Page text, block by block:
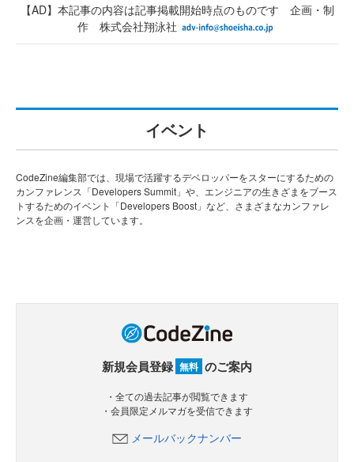
【AD】本記事の内容は記事掲載開始時点のものです 企画・制
作 株式会社翔泳社
イベント
CodeZine編集部では、現場で活躍するデベロッパーをスターにするための
カンファレンス「Developers Summit」や、エンジニアの生きざまをブース
トするためのイベント「Developers Boost」など、さまざまなカンファレ
ンスを企画・運営しています。
新規会員登録 無料 のご案内
・全ての過去記事が閲覧できます
・会員限定メルマガを受信できます
メールバックナンバー